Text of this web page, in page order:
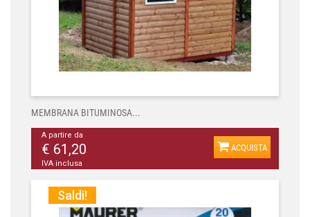
MEMBRANA BITUMINOSA...
A partire da
€ 61,20
IVA inclusa
ACQUISTA
Saldi!